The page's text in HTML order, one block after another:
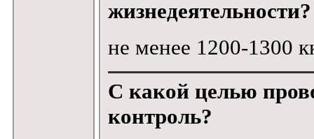
жизнедеятельности?
не менее 1200-1300
С какой целью
контроль?